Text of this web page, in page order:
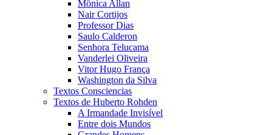
Mônica Allan
Nair Cortijos
Professor Dias
Saulo Calderon
Senhora Telucama
Vanderlei Oliveira
Vitor Hugo França
Washington da Silva
Textos Consciencias
Textos de Huberto Rohden
A Irmandade Invisível
Entre dois Mundos